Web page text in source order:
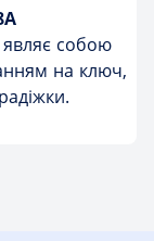
собою
на ключ,